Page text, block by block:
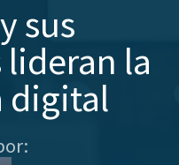
sus
la
digital